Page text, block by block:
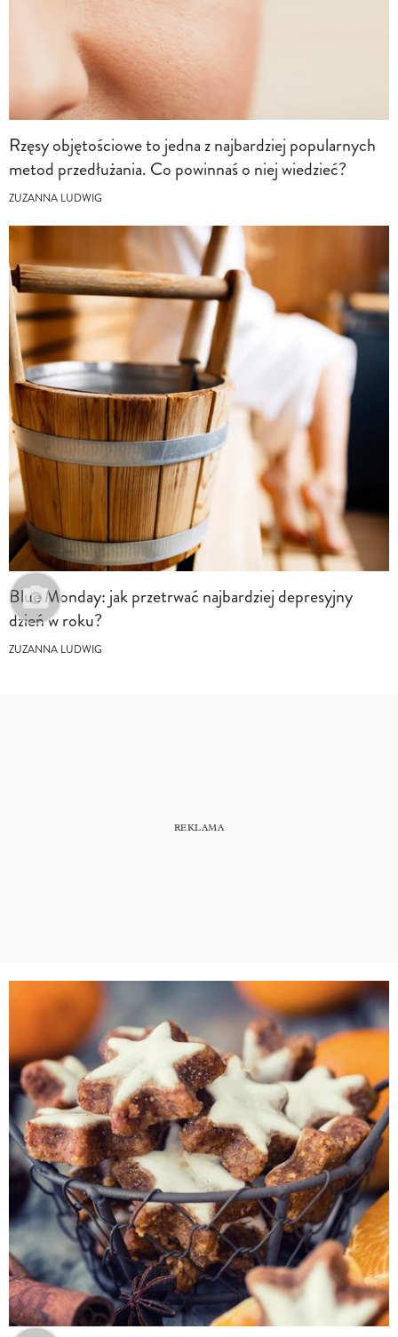
Rzęsy objętościowe to jedna z najbardziej popularnych
metod przedłużania. Co powinnaś o niej wiedzieć?
ZUZANNA LUDWIG
Blue Monday: jak przetrwać najbardziej depresyjny
dzień w roku?
ZUZANNA LUDWIG